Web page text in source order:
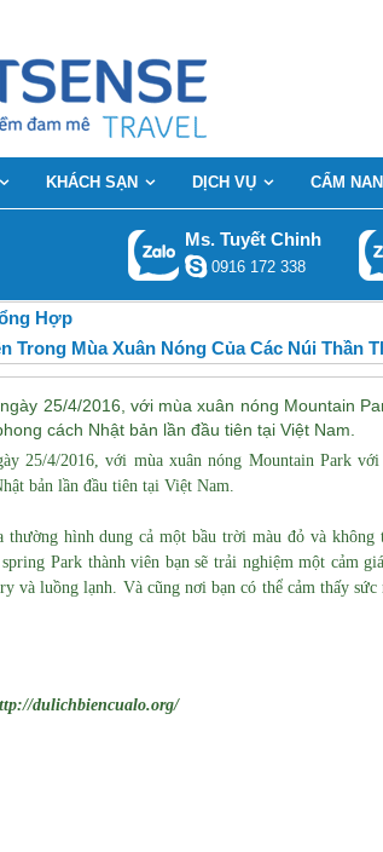
KHÁCH SẠN DỊCH VỤ CẨM
Ms. Tuyết Chinh
0916 172 338
Hợp
Trong Mùa Xuân Nóng Của Các Núi Thần
25/4/2016, với mùa xuân nóng Mountain
cách Nhật bản lần đầu tiên tại Việt Nam.
25/4/2016, với mùa xuân nóng Mountain Park
bản lần đầu tiên tại Việt Nam.
thường hình dung cả một bầu trời màu đỏ và
Park thành viên bạn sẽ trải nghiệm một cảm
và luồng lạnh. Và cũng nơi bạn có thể cảm thấy
dulichbiencualo.org/